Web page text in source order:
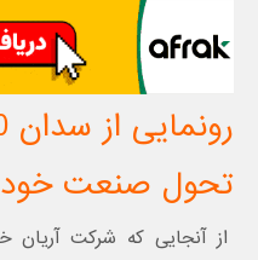
تحول صنعت
از آنجایی که شرکت آریان